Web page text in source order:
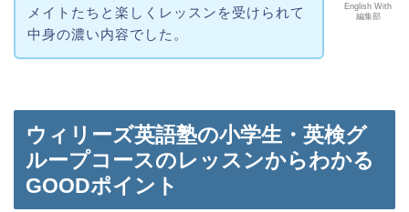
English With
編集部
メイトたちと楽しくレッスンを受けられて
中身の濃い内容でした。
ウィリーズ英語塾の小学生・英検グ
ループコースのレッスンからわかる
GOODポイント